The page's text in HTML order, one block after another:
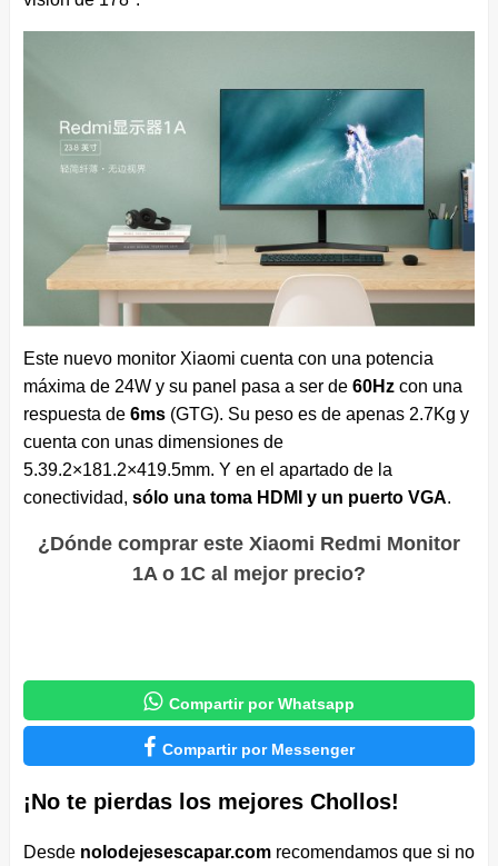
Este nuevo monitor Xiaomi cuenta con una potencia
máxima de 24W y su panel pasa a ser de60Hzcon una
respuesta de6ms(GTG). Su peso es de apenas 2.7Kg y
cuenta con unas dimensiones de
5.39.2×181.2×419.5mm. Y en el apartado de la
conectividad, sólo una toma HDMI y un puerto VGA.
¿Dónde comprar este Xiaomi Redmi Monitor
1A o 1C al mejor precio?
 Compartir por Whatsapp
 Compartir por Messenger
¡No te pierdas los mejores Chollos!
Desde nolodejesescapar.comrecomendamos que si no